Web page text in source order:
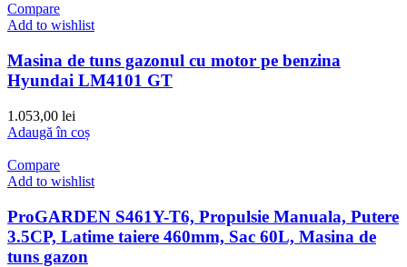
Compare
Add to wishlist
Masina de tuns gazonul cu motor pe benzina
Hyundai LM4101 GT
1.053,00 lei
Adaugă în coș
Compare
Add to wishlist
ProGARDEN S461Y-T6, Propulsie Manuala, Putere
3.5CP, Latime taiere 460mm, Sac 60L, Masina de
tuns gazon